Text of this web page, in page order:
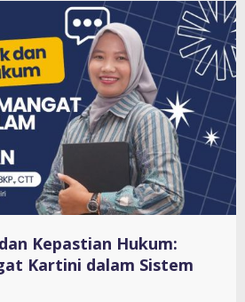
Kepastian Hukum:
Kartini dalam Sistem